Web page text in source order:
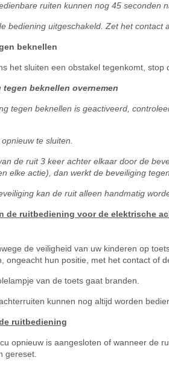
ruiten kunnen nog 45 seconden
bediening uitgeschakeld. Zet het contact
beknellen
het sluiten een obstakel tegenkomt,
tegen beknellen overnemen
tegen beknellen is geactiveerd,
te sluiten.
de ruit 3 keer achter elkaar door de
elke actie), dan werkt de beveiliging
kan de ruit alleen handmatig
de ruitbediening voor de elektrische
de veiligheid van uw kinderen op
ongeacht hun positie, met het contact of
van de toets gaat branden.
kunnen nog altijd worden
ruitbediening
opnieuw is aangesloten of wanneer de
gereset.